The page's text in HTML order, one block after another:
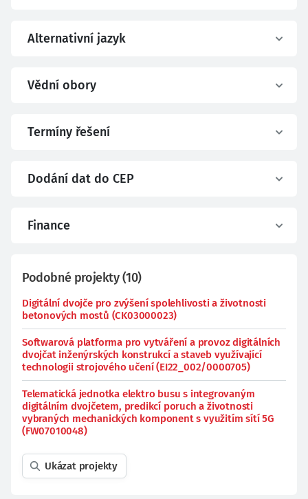
Alternativní jazyk
Vědní obory
Termíny řešení
Dodání dat do CEP
Finance
Podobné projekty(10)
Digitální dvojče pro zvýšení spolehlivosti a životnosti
betonových mostů (CK03000023)
Softwarová platforma pro vytváření a provoz digitálních
dvojčat inženýrských konstrukcí a staveb využívající
technologii strojového učení (EI22_002/0000705)
Telematická jednotka elektro busu s integrovaným
digitálním dvojčetem, predikcí poruch a životnosti
vybraných mechanických komponent s využitím sítí 5G
(FW07010048)
Ukázat projekty